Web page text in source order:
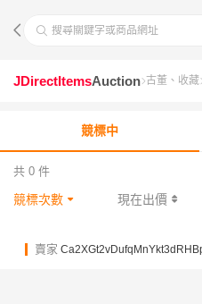
搜尋關鍵字或商品網址
JDirectItemsAuction 古董、收藏
競標中
共 0 件
競標次數 現在出價
賣家